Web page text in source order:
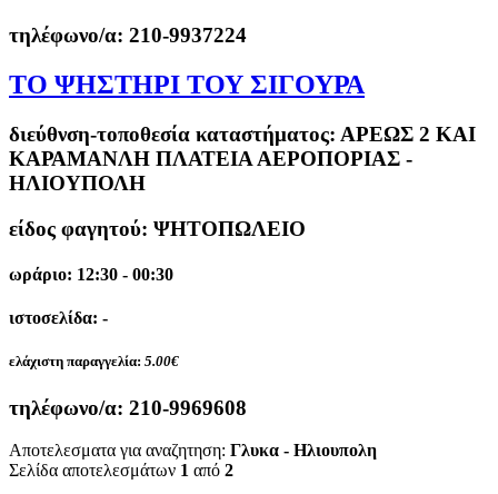
τηλέφωνο/α: 210-9937224
ΤΟ ΨΗΣΤΗΡΙ ΤΟΥ ΣΙΓΟΥΡΑ
διεύθνση-τοποθεσία καταστήματος: ΑΡΕΩΣ 2 ΚΑΙ
ΚΑΡΑΜΑΝΛΗ ΠΛΑΤΕΙΑ ΑΕΡΟΠΟΡΙΑΣ -
ΗΛΙΟΥΠΟΛΗ
είδος φαγητού: ΨΗΤΟΠΩΛΕΙΟ
ωράριο: 12:30 - 00:30
ιστοσελίδα: -
ελάχιστη παραγγελία: 5.00€
τηλέφωνο/α: 210-9969608
Αποτελεσματα για αναζητηση: Γλυκα - Ηλιουπολη
Σελίδα αποτελεσμάτων 1 από 2